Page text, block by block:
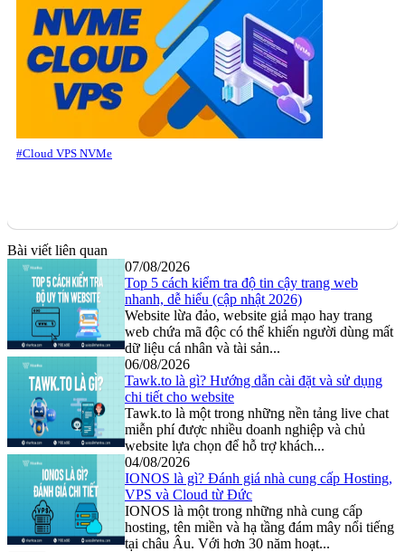
#Cloud VPS NVMe
Bài viết liên quan
07/08/2026
Top 5 cách kiểm tra độ tin cậy trang web
nhanh, dễ hiểu (cập nhật 2026)
Website lừa đảo, website giả mạo hay trang
web chứa mã độc có thể khiến người dùng mất
dữ liệu cá nhân và tài sản...
06/08/2026
Tawk.to là gì? Hướng dẫn cài đặt và sử dụng
chi tiết cho website
Tawk.to là một trong những nền tảng live chat
miễn phí được nhiều doanh nghiệp và chủ
website lựa chọn để hỗ trợ khách...
04/08/2026
IONOS là gì? Đánh giá nhà cung cấp Hosting,
VPS và Cloud từ Đức
IONOS là một trong những nhà cung cấp
hosting, tên miền và hạ tầng đám mây nổi tiếng
tại châu Âu. Với hơn 30 năm hoạt...